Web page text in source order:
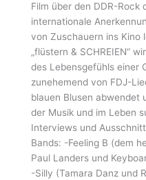
Film über den DDR-Rock
internationale
von Zuschauern ins Kino
„flüstern & SCHREIEN“
des Lebensgefühls einer
zunehemend von FDJ-
blauen Blusen abwendet
der Musik und im Leben
Interviews und
Bands: -Feeling B (dem
Paul Landers und
-Silly (Tamara Danz und